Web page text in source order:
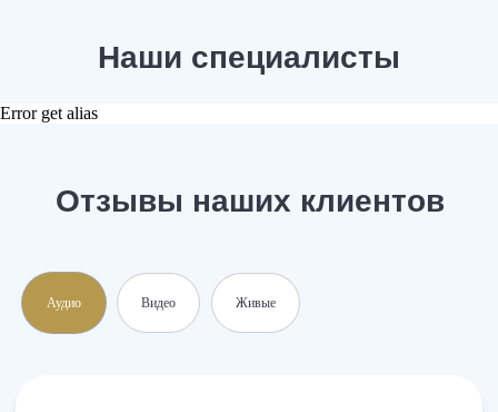
Error get alias
Аудио Видео Живые